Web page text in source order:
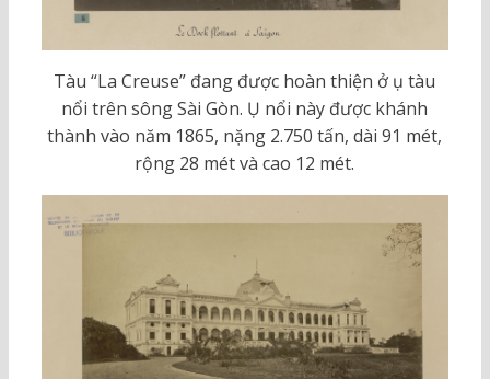
Tàu “La Creuse” đang được hoàn thiện ở ụ tàu
nổi trên sông Sài Gòn. Ụ nổi này được khánh
thành vào năm 1865, nặng 2.750 tấn, dài 91 mét,
rộng 28 mét và cao 12 mét.